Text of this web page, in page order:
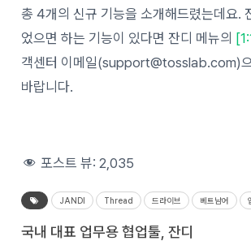
총 4개의 신규 기능을 소개해드렸는데요.
었으면 하는 기능이 있다면 잔디 메뉴의
객센터 이메일(support@tosslab.com)
바랍니다.
포스트 뷰:2,035
JANDI Thread 드라이브 베트남어
국내 대표 업무용 협업툴, 잔디